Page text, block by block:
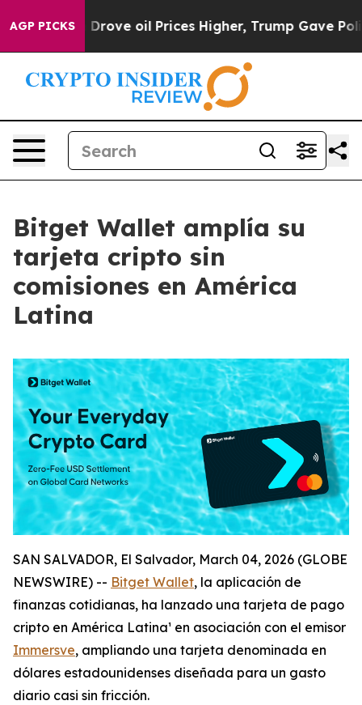
AGP PICKS
Iran Drove oil Prices Higher, Trump Gave
Bitget Wallet amplía su
tarjeta cripto sin
comisiones en América
Latina
SAN SALVADOR, El Salvador, March 04, 2026 (GLOBE
NEWSWIRE) -- Bitget Wallet, la aplicación de
finanzas cotidianas, ha lanzado una tarjeta de pago
cripto en América Latina¹ en asociación con el emisor
Immersve, ampliando una tarjeta denominada en
dólares estadounidenses diseñada para un gasto
diario casi sin fricción.